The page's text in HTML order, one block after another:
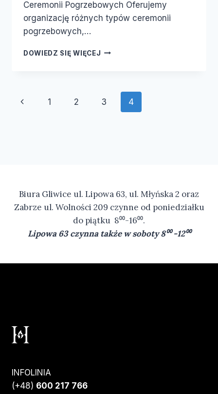
Ceremonii Pogrzebowych Oferujemy
organizację różnych typów ceremonii
pogrzebowych,…
DOWIEDZ SIĘ WIĘCEJ
1 2 3 4
Biura Gliwice ul. Lipowa 63, ul. Młyńska 2 oraz
Zabrze ul. Wolności 209 czynne od poniedziałku
do piątku 8⁰⁰-16⁰⁰.
Lipowa 63 czynna także w soboty 8⁰⁰ -12⁰⁰
INFOLINIA
(+48) 600 217 766